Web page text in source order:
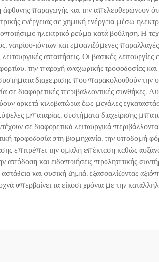
παραγωγής και την απελευθερώνουν
ενέργειας σε χημική ενέργεια μέσω
ηλεκτρικό ρεύμα κατά βούληση. Η
νατρίου-ιόντων και εμφανιζόμενες
απαιτήσεις. Οι βασικές
την παροχή αναχωρικής τροφοδοσίας
διαχείρισης που παρακολουθούν την
διαφορετικές περιβαλλοντικές συνθήκες.
αρκετά κιλοβατώρια έως μεγάλες
μπαταρίας, συστήματα διαχείρισης
σε διαφορετικά λειτουργικά
τροφοδοσία στη βιομηχανία, την υποδομή
επιτρέπει την ομαλή επέκταση καθώς
απόδοση και ειδοποιήσεις προληπτικής
και φυσική ζημιά, εξασφαλίζοντας
υπερβαίνει τα είκοσι χρόνια με την